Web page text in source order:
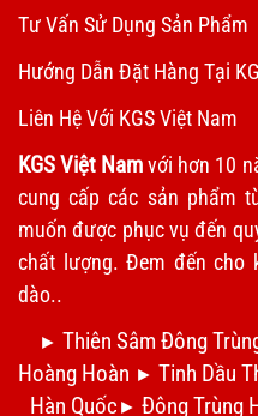
Tư Vấn Sử Dụng Sản Phẩm
Hướng Dẫn Đặt Hàng Tại
Liên Hệ Với KGS Việt Nam
KGS Việt Namvới hơn 10
cung cấp các sản phẩm
muốn được phục vụ đến
chất lượng. Đem đến cho
dào..
► Thiên Sâm Đông
Hoàng Hoàn ► Tinh Dầu
Hàn Quốc ► Đông Trùng